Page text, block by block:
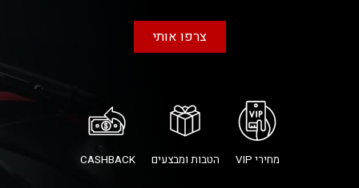
צרפו אותי
מחירי VIP הטבות ומבצעים CASHBACK